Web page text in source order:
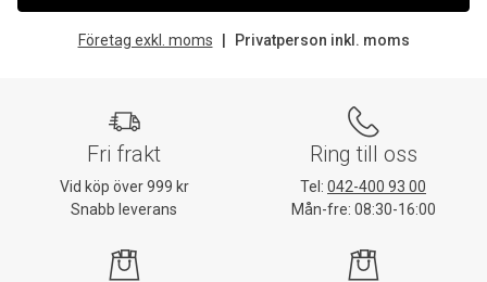
Företag exkl. moms Privatperson inkl. moms
Fri frakt
Vid köp över 999 kr
Snabb leverans
Ring till oss
Tel: 042-400 93 00
Mån-fre: 08:30-16:00